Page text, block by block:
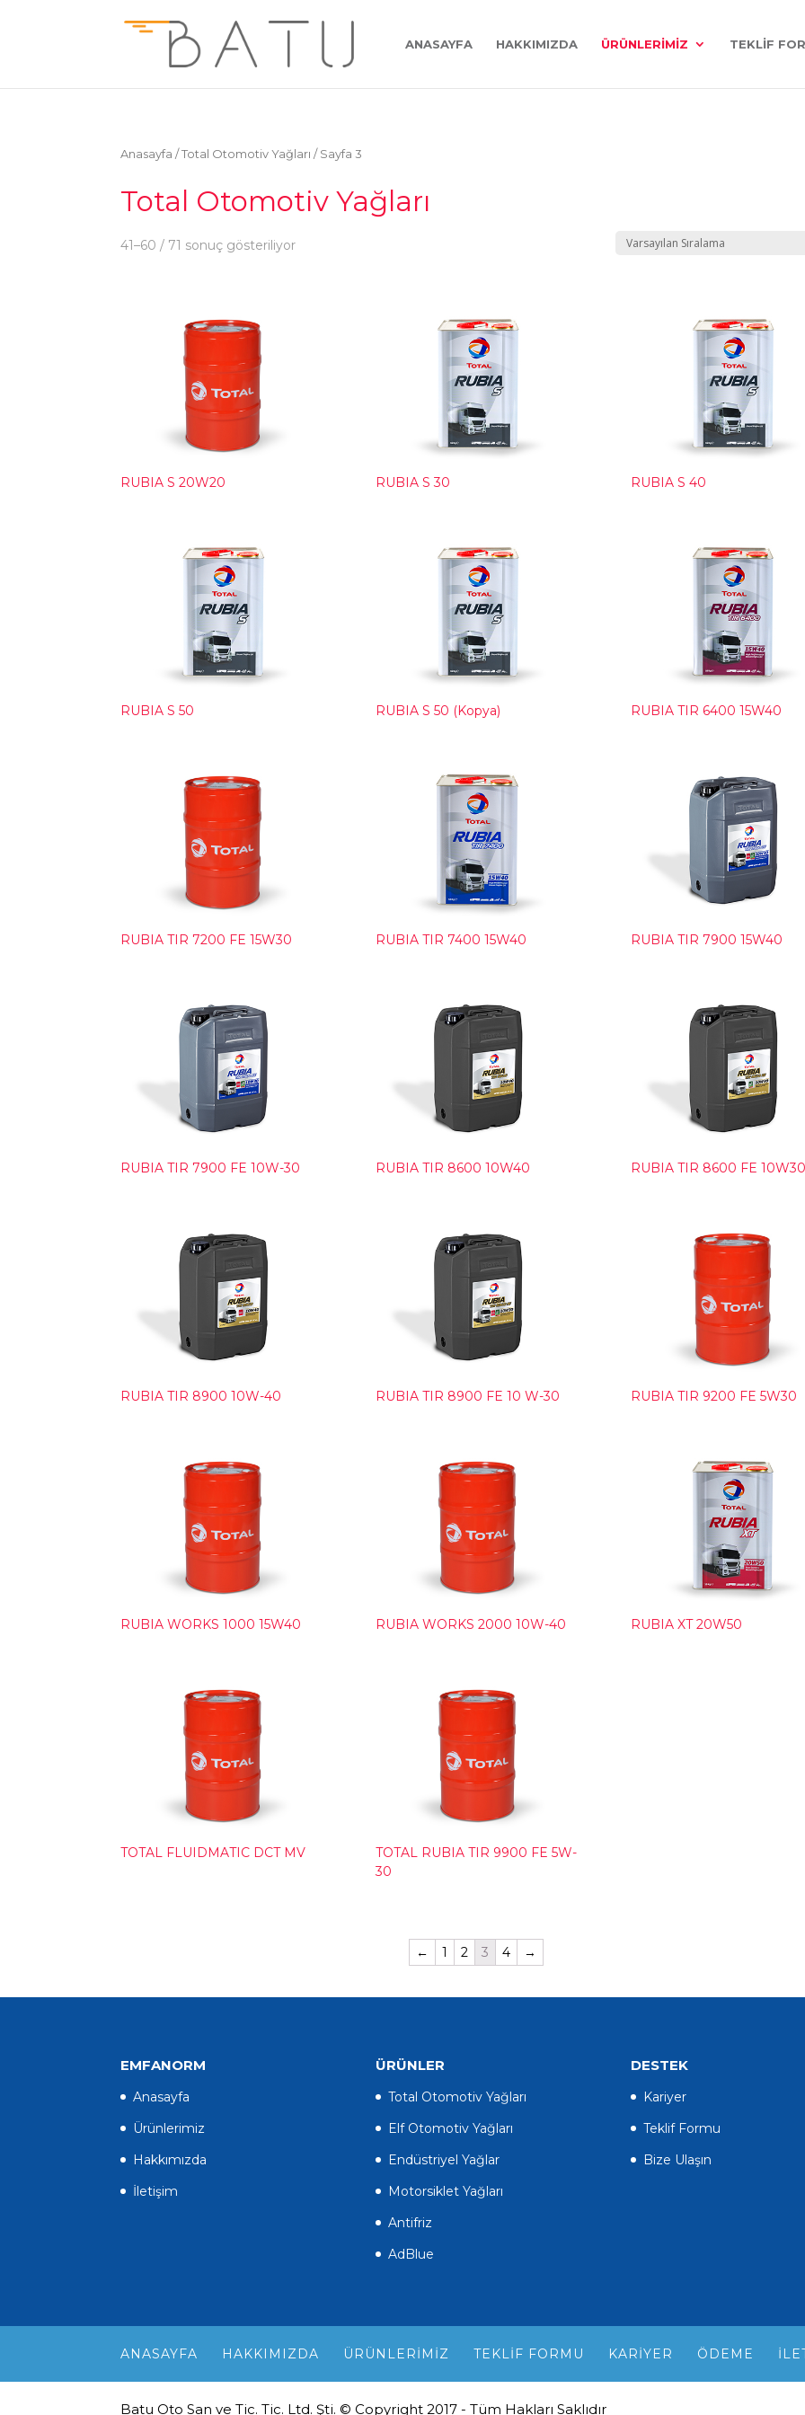
ANASAYFA HAKKIMIZDA ÜRÜNLERIMIZ TEKLIF
Anasayfa / Total Otomotiv Yağları / Sayfa 3
Total Otomotiv Yağları
41–60 / 71 sonuç gösteriliyor
RUBIA S 20W20 RUBIA S 30 RUBIA S 40
RUBIA S 50 RUBIA S 50 (Kopya) RUBIA TIR 6400 15W40
RUBIA TIR 7200 FE 15W30 RUBIA TIR 7400 15W40 RUBIA TIR 7900 15W40
RUBIA TIR 7900 FE 10W-30 RUBIA TIR 8600 10W40 RUBIA TIR 8600 FE 10W30
RUBIA TIR 8900 10W-40 RUBIA TIR 8900 FE 10 W-30 RUBIA TIR 9200 FE 5W30
RUBIA WORKS 1000 15W40 RUBIA WORKS 2000 10W-40 RUBIA XT 20W50
TOTAL FLUIDMATIC DCT MV
TOTAL RUBIA TIR 9900 FE 5W-
30
← 1 2 3 4 →
EMFANORM
Anasayfa
Ürünlerimiz
Hakkımızda
İletişim
ÜRÜNLER
Total Otomotiv Yağları
Elf Otomotiv Yağları
Endüstriyel Yağlar
Motorsiklet Yağları
Antifriz
AdBlue
DESTEK
Kariyer
Teklif Formu
Bize Ulaşın
ANASAYFA HAKKIMIZDA ÜRÜNLERIMIZ TEKLIF FORMU KARIYER ÖDEME
Batu Oto San ve Tic. Tic. Ltd. Şti. © Copyright 2017 - Tüm Hakları Saklıdır